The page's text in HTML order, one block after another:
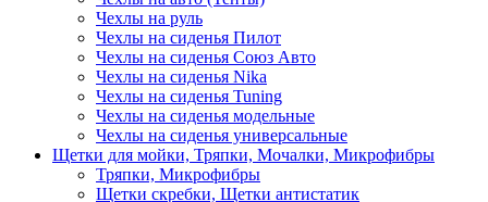
Чехлы на руль
Чехлы на сиденья Пилот
Чехлы на сиденья Союз Авто
Чехлы на сиденья Nika
Чехлы на сиденья Tuning
Чехлы на сиденья модельные
Чехлы на сиденья универсальные
Щетки для мойки, Тряпки, Мочалки, Микрофибры
Тряпки, Микрофибры
Щетки скребки, Щетки антистатик